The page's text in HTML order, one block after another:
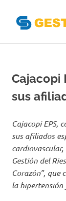
contenido
del
Aseguramiento
de
Salud
Cajacopi
sus
Cajacopi EPS,
sus afiliados
Gestión del
Corazón”, que
la hipertensión